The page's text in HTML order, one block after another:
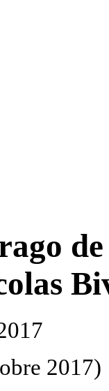
de
2017)